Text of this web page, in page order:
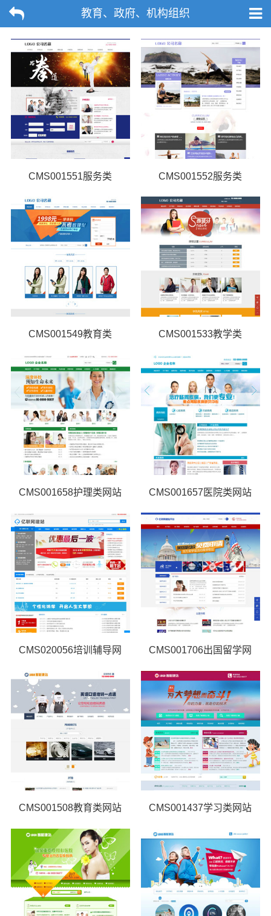
教育、政府、机构组织
CMS001551服务类 CMS001552服务类
CMS001549教育类 CMS001533教学类
CMS001658护理类网站 CMS001657医院类网站
CMS020056培训辅导网 CMS001706出国留学网
CMS001508教育类网站 CMS001437学习类网站